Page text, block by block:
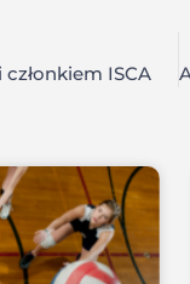
ISCA